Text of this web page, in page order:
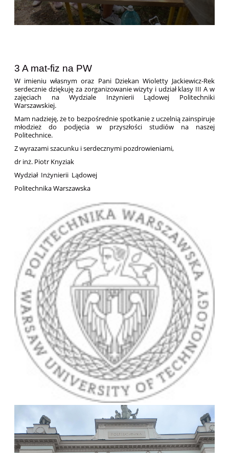
3 A mat-fiz na PW
W imieniu własnym oraz Pani Dziekan Wioletty Jackiewicz-Rek
serdecznie dziękuję za zorganizowanie wizyty i udział klasy III A w
zajęciach na Wydziale Inżynierii Lądowej Politechniki
Warszawskiej.
Mam nadzieję, że to bezpośrednie spotkanie z uczelnią zainspiruje
młodzież do podjęcia w przyszłości studiów na naszej
Politechnice.
Z wyrazami szacunku i serdecznymi pozdrowieniami,
dr inż. Piotr Knyziak
Wydział Inżynierii Lądowej
Politechnika Warszawska